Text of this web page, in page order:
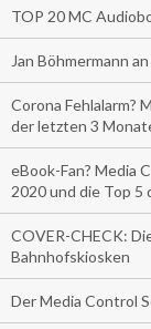
TOP 20 MC
Jan Böhmermann
Corona Fehlalarm?
der letzten 3
eBook-Fan? Media
2020 und die Top 5
COVER-CHECK:
Bahnhofskiosken
Der Media Control